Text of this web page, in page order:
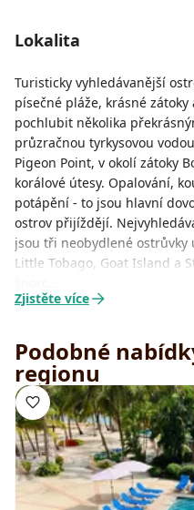
Lokalita
Turisticky vyhledávanější
písečné pláže, krásné
pochlubit několika
průzračnou tyrkysovou
Pigeon Point, v okolí zátoky
korálové útesy. Opalování,
potápění - to jsou hlavní
ostrov přijíždějí.
jsou tři neobydlené ostrůvky
Little Tobago, Goat Island a
Zjistěte více
Podobné
regionu